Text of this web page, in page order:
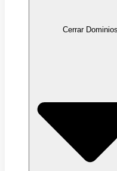
Cerrar Dominios